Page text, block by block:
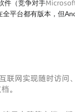
件（竞争对手
平台都有版本，但
联网实现随时访问
。